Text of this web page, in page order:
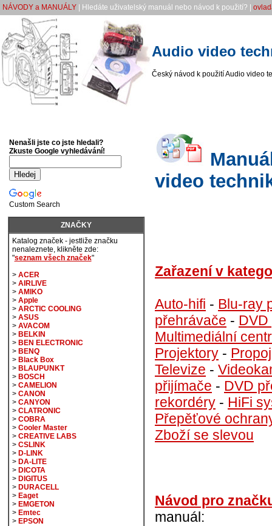
NÁVODY a MANUÁLY| Hledáte uživatelský manuál nebo návod k použití? |
Audio video
Český návod k použití Audio video
video
Zařazení v
Auto-hifi - Blu-ray
přehrávače -
Multimediální
Projektory -
Televize -
přijímače - DVD
rekordéry - HiFi
Přepěťové
Zboží se slevou
Návod pro
manuál:
Nenašli jste co jste hledali?
Zkuste Google vyhledávání!
Custom Search
ZNAČKY
Katalog značek - jestliže značku
nenaleznete, klikněte zde:
"seznam všech značek"
> ACER
> AIRLIVE
> AMIKO
> Apple
> ARCTIC COOLING
> ASUS
> AVACOM
> BELKIN
> BEN ELECTRONIC
> BENQ
> Black Box
> BLAUPUNKT
> BOSCH
> CAMELION
> CANON
> CANYON
> CLATRONIC
> COBRA
> Cooler Master
> CREATIVE LABS
> CSLINK
> D-LINK
> DA-LITE
> DICOTA
> DIGITUS
> DURACELL
> Eaget
> EMGETON
> Emtec
> EPSON